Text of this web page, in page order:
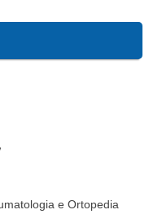
e Ortopedia